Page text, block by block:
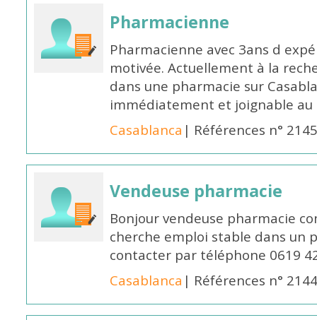
Pharmacienne
Pharmacienne avec 3ans d
motivée. Actuellement à la
dans une pharmacie sur
immédiatement et joignable au
Casablanca | Références n°
Vendeuse pharmacie
Bonjour vendeuse pharmacie
cherche emploi stable dans un
contacter par téléphone 0619
Casablanca | Références n°